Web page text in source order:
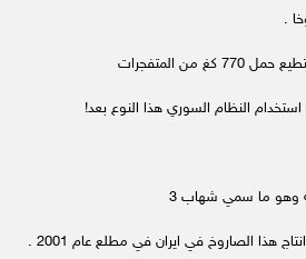
.
الصاروخ في ايران في مطلع عام 2001 .